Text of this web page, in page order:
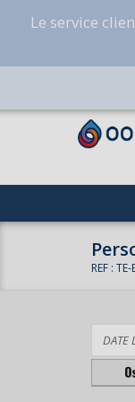
Le service
REF :